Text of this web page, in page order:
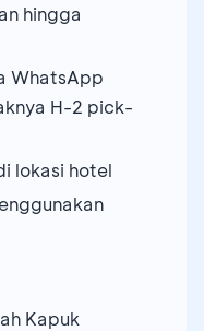
hingga
WhatsApp
H-2 pick-
lokasi hotel
Kapuk